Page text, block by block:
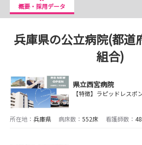
概要・採用データ
兵庫県の公立病院(都道
組合)
県立西宮病院
所在地： 兵庫県 病床数： 552床 看護師数：